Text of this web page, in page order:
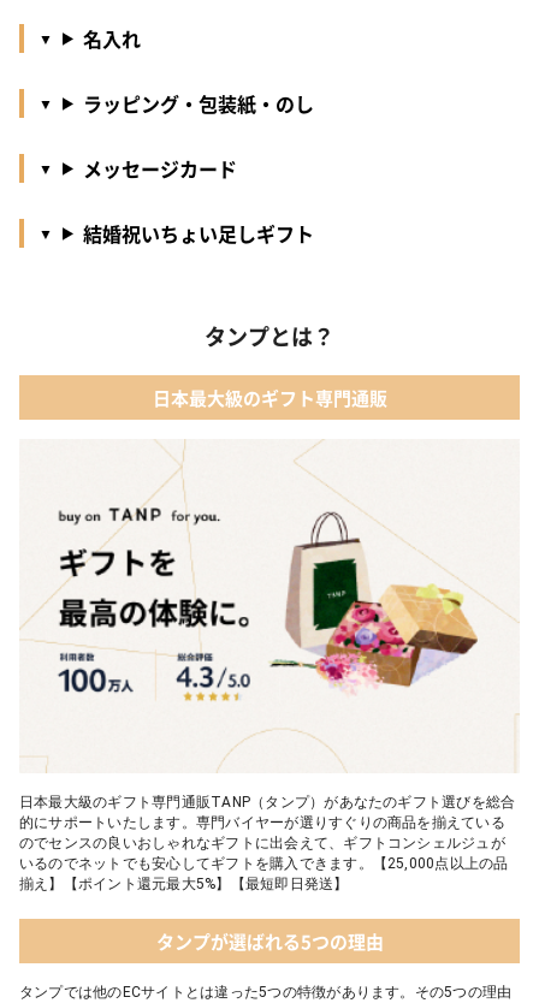
名入れ
ラッピング・包装紙・のし
メッセージカード
結婚祝いちょい足しギフト
タンプとは？
日本最大級のギフト専門通販
日本最大級のギフト専門通販TANP（タンプ）があなたのギフト選びを総合
的にサポートいたします。専門バイヤーが選りすぐりの商品を揃えている
のでセンスの良いおしゃれなギフトに出会えて、ギフトコンシェルジュが
いるのでネットでも安心してギフトを購入できます。【25,000点以上の品
揃え】【ポイント還元最大5%】【最短即日発送】
タンプが選ばれる5つの理由
タンプでは他のECサイトとは違った5つの特徴があります。その5つの理由